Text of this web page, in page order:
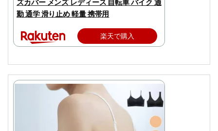
ズカバー メンズ レディース 自転車 バイク 通
勤 通学 滑り止め 軽量 携帯用
楽天で購入